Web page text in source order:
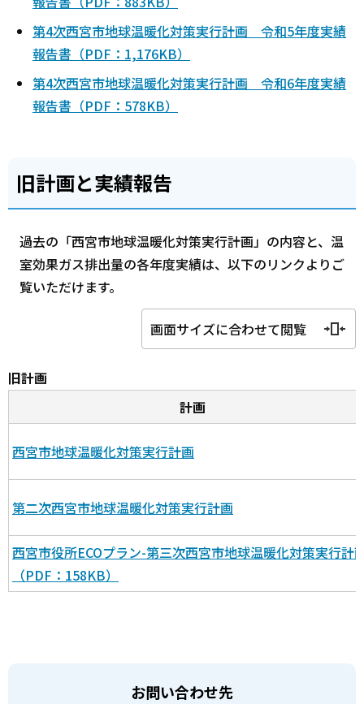
第4次西宮市地球温暖化対策実行計画 令和5年度実績
報告書（PDF：1,176KB）
第4次西宮市地球温暖化対策実行計画 令和6年度実績
報告書（PDF：578KB）
旧計画と実績報告
過去の「西宮市地球温暖化対策実行計画」の内容と、温
室効果ガス排出量の各年度実績は、以下のリンクよりご
覧いただけます。
画面サイズに合わせて閲覧
旧計画
計画
西宮市地球温暖化対策実行計画
第二次西宮市地球温暖化対策実行計画
西宮市役所ECOプラン-第三次西宮市地球温暖化対策実行計
（PDF：158KB）
お問い合わせ先